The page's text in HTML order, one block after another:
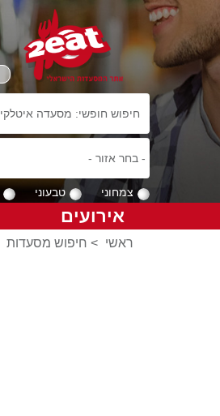
צמחוני טבעוני
אירועים
ראשי > חיפוש מסעדות